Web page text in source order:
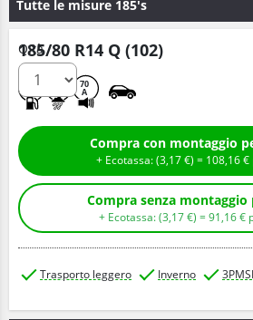
Tutte le misure 185's
185/80 R14 Q (102)
70
A
Q.tà
+ Ecotassa: (3,17€ ) = 108,16€
+ Ecotassa: (3,17€ ) =91,16€
Trasporto leggero Inverno